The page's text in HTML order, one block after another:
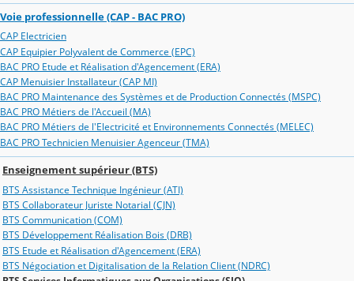
Voie professionnelle (CAP - BAC PRO)
CAP Electricien
CAP Equipier Polyvalent de Commerce (EPC)
BAC PRO Etude et Réalisation d'Agencement (ERA)
CAP Menuisier Installateur (CAP MI)
BAC PRO Maintenance des Systèmes et de Production Connectés (MSPC)
BAC PRO Métiers de l'Accueil (MA)
BAC PRO Métiers de l'Electricité et Environnements Connectés (MELEC)
BAC PRO Technicien Menuisier Agenceur (TMA)
Enseignement supérieur (BTS)
BTS Assistance Technique Ingénieur (ATI)
BTS Collaborateur Juriste Notarial (CJN)
BTS Communication (COM)
BTS Développement Réalisation Bois (DRB)
BTS Etude et Réalisation d'Agencement (ERA)
BTS Négociation et Digitalisation de la Relation Client (NDRC)